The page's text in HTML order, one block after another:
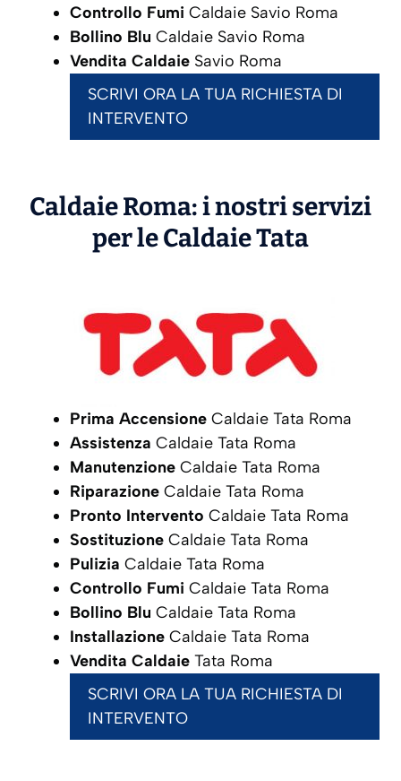
Controllo Fumi Caldaie Savio Roma
Bollino Blu Caldaie Savio Roma
Vendita Caldaie Savio Roma
SCRIVI ORA LA TUA RICHIESTA DI
INTERVENTO
Caldaie Roma: i nostri servizi
per le CaldaieTata
Prima Accensione Caldaie Tata Roma
Assistenza Caldaie Tata Roma
Manutenzione Caldaie Tata Roma
Riparazione Caldaie Tata Roma
Pronto Intervento Caldaie Tata Roma
Sostituzione Caldaie Tata Roma
Pulizia Caldaie Tata Roma
Controllo Fumi Caldaie Tata Roma
Bollino Blu Caldaie Tata Roma
Installazione Caldaie Tata Roma
Vendita Caldaie Tata Roma
SCRIVI ORA LA TUA RICHIESTA DI
INTERVENTO